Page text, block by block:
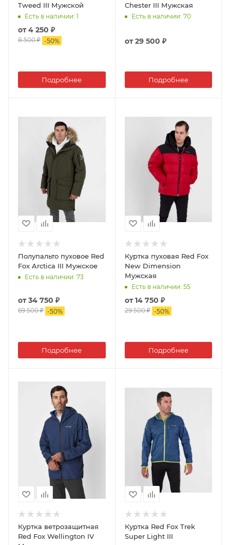
Tweed III Мужской
Есть в наличии: 1
от4 250 ₽
8 500 ₽ -50%
Подробнее
Chester III Мужская
Есть в наличии: 70
от29 500 ₽
Подробнее
Полупальто пуховое Red
Fox Arctica III Мужское
Есть в наличии: 73
от34 750 ₽
69 500 ₽ -50%
Подробнее
Куртка пуховая Red Fox
New Dimension
Мужская
Есть в наличии: 55
от14 750 ₽
29 500 ₽ -50%
Подробнее
Куртка ветрозащитная
Red Fox Wellington IV
Куртка Red Fox Trek
Super Light III